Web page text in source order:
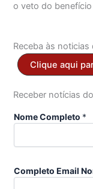
o veto do
Receba às
Clique aqui
Receber notícias
Nome Completo *
Completo Email